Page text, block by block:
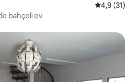
54,9 (31)
bahçeli ev